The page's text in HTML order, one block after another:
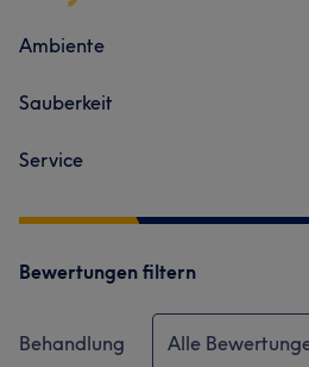
Ambiente
Sauberkeit
Service
Bewertungen filtern
Behandlung Alle